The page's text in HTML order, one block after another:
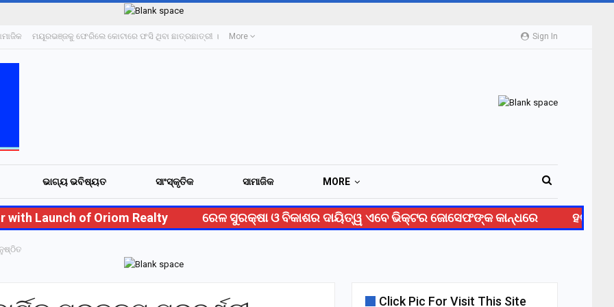
Sign In
ମୟୂରଭଞ୍ଜକୁ ଫେରିଲେ କୋଟାରେ ଫସି ଥିବା ଛାତ୍ରଛାତ୍ରୀ । More
ଭାଗ୍ୟ ଭବିଷ୍ୟତ ସାଂସ୍କୃତିକ ସାମାଜିକ MORE
Launch of Oriom Realty ରେଳ ସୁରକ୍ଷା ଓ ବିକାଶର ଦାୟିତ୍ୱ ଏବେ ଭିକ୍ଟର ଜୋସେଫଙ୍କ କାନ୍ଧରେ ହଟାତ୍
Click Pic For Visit This Site